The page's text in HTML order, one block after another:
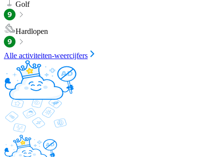
Golf
Hardlopen
Alle activiteiten-weercijfers